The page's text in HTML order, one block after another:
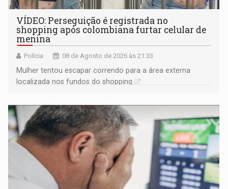
VÍDEO: Perseguição é registrada no
shopping após colombiana furtar celular de
menina
Polícia 08 de Agosto de 2026 às 21:33
Mulher tentou escapar correndo para a área externa
localizada nos fundos do shopping